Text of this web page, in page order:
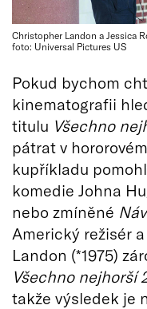
Christopher Landon a Jessica
foto: Universal Pictures US
Pokud bychom
kinematografii
titulu Všechno
pátrat v
kupříkladu
komedie Johna
nebo zmíněné
Americký režisér
Landon (*1975)
Všechno nejhorší
takže výsledek je